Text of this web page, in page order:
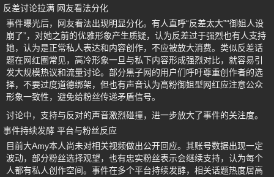
反差讨论拉满 网友看法分化
事件曝光后，网友看法出现明显分化。有人直呼“反差太大”“御姐人设
崩了”，对她之前的优雅形象产生质疑，认为反差过于强烈也有人支持
她，认为是正常私人表达和内容创作，不应被放大消费。类似反差话
题在网红圈常见，高冷形象一旦与私下内容形成强烈对比，就容易引
发大规模热议和流量讨论。部分黑子网的用户们呼吁尊重创作者的选
择，不要过度道德绑架，但也有声音认为高粉御姐型网红应注意公众
形象一致性，避免给粉丝传递矛盾信号。
讨论中，支持与反对的声音激烈碰撞，进一步放大了事件的关注度。
事件持续发酵 平台与粉丝反应
目前大Amy本人尚未对相关视频做出公开回应。其账号数据出现一定
波动，部分粉丝选择观望，也有忠实粉丝表示会继续支持，认为每个
人都有私人创作空间。事件在多个平台持续发酵，相关话题热度居高